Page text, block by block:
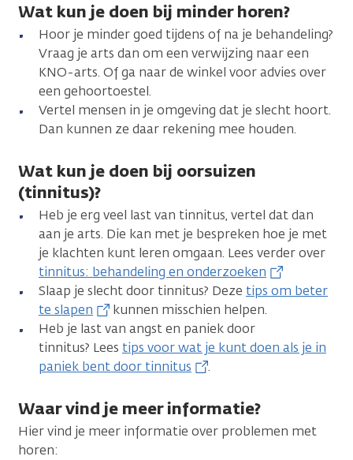
Wat kun je doen bij minder horen?
Hoor je minder goed tijdens of na je behandeling?
Vraag je arts dan om een verwijzing naar een
KNO-arts. Of ga naar de winkel voor advies over
een gehoortoestel.
Vertel mensen in je omgeving dat je slecht hoort.
Dan kunnen ze daar rekening mee houden.
Wat kun je doen bij oorsuizen
(tinnitus)?
Heb je erg veel last van tinnitus, vertel dat dan
aan je arts. Die kan met je bespreken hoe je met
je klachten kunt leren omgaan. Lees verder over
tinnitus: behandeling en onderzoeken
Slaap je slecht door tinnitus? Deze tips om beter
te slapen
kunnen misschien helpen.
Heb je last van angst en paniek door
tinnitus? Lees tips voor wat je kunt doen als je in
paniek bent door tinnitus
.
Waar vind je meer informatie?
Hier vind je meer informatie over problemen met
horen: